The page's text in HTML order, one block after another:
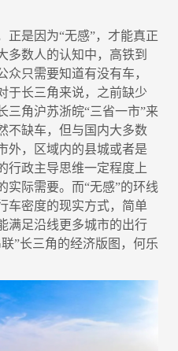
是因为“无感”，才能真正
多数人的认知中，高铁到
只需要知道有没有车，
于长三角来说，之前缺少
三角沪苏浙皖“三省一市”来
不缺车，但与国内大多数
外，区域内的县城或者是
行政主导思维一定程度上
实际需要。而“无感”的环线
车密度的现实方式，简单
满足沿线更多城市的出行
”长三角的经济版图，何乐